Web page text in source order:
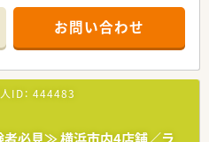
ています。
1名が在籍し、事務スタッフ1名と協
営しています。
、シフト制で他1日が休みとなる完
す。
、夏季休暇4日や年末年始休暇もあ
お問い合わせ
ID： 444483